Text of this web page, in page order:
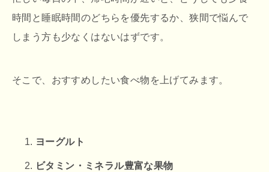
時間と睡眠時間のどちらを優先するか、狭間で悩んで
しまう方も少なくはないはずです。
そこで、おすすめしたい食べ物を上げてみます。
ヨーグルト
ビタミン・ミネラル豊富な果物